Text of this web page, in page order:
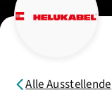
Alle Ausstellende